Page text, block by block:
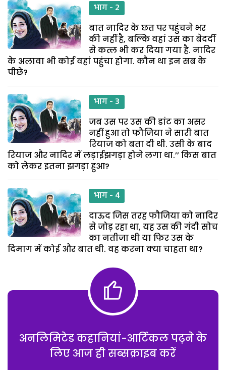
भाग - 2
बात नादिर के छत पर पहुंचने भर
की नहीं है, बल्कि वहां उस का बेदर्दी
से कत्ल भी कर दिया गया है. नादिर
के अलावा भी कोई वहां पहुंचा होगा. कौन था इन सब के
पीछे?
भाग - 3
जब उस पर उस की डांट का असर
नहीं हुआ तो फौजिया ने सारी बात
रियाज को बता दी थी. उसी के बाद
रियाज और नादिर में लड़ाईझगड़ा होने लगा था.’’ किस बात
को लेकर इतना झगड़ा हुआ?
भाग - 4
दाऊद जिस तरह फौजिया को नादिर
से जोड़ रहा था, यह उस की गंदी सोच
का नतीजा थी या फिर उस के
दिमाग में कोई और बात थी. वह करना क्या चाहता था?
अनलिमिटेड कहानियां-आर्टिकल पढ़ने के
लिए आज ही सब्सक्राइब करें